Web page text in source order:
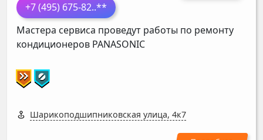
+7 (495) 675-82..**
Мастера сервиса проведут работы по ремонту
кондиционеров PANASONIC
Шарикоподшипниковская улица, 4к7